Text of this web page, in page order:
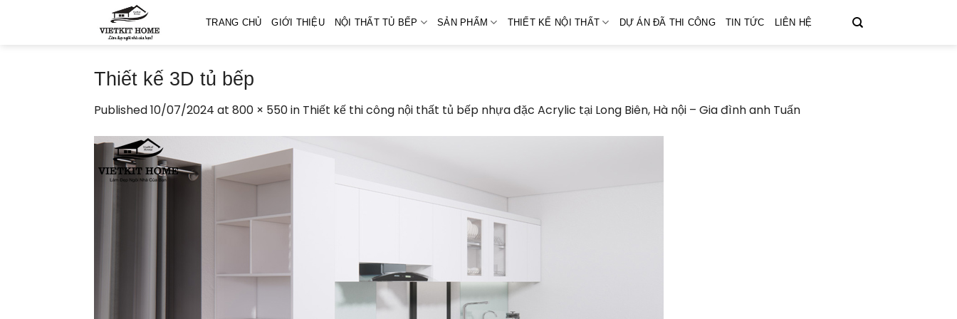
TRANG CHỦ GIỚI THIỆU NỘI THẤT TỦ BẾP SẢN PHẨM THIẾT KẾ NỘI THẤT DỰ ÁN ĐÃ THI CÔNG TIN TỨC LIÊN HỆ
Thiết kế 3D tủ bếp
Published10/07/2024 at 800 × 550in Thiết kế thi công nội thất tủ bếp nhựa đặc Acrylic tại Long Biên, Hà nội – Gia đình anh Tuấn